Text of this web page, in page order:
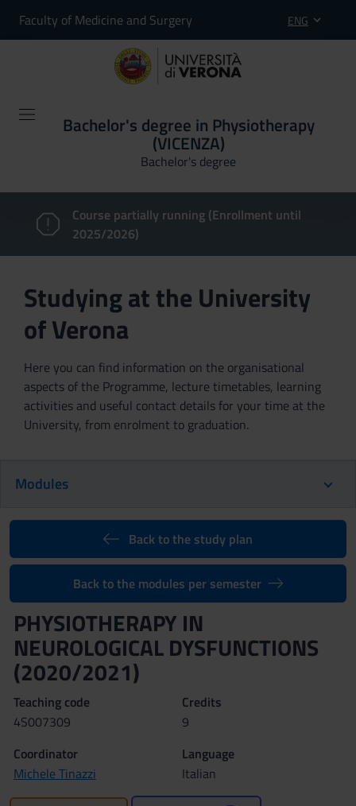
Faculty of Medicine and Surgery ENG
Bachelor's degree in Physiotherapy
(VICENZA)
Bachelor's degree
Course partially running (Enrollment until
2025/2026)
Studying at the University
of Verona
Here you can find information on the organisational
aspects of the Programme, lecture timetables, learning
activities and useful contact details for your time at the
University, from enrolment to graduation.
Modules
Back to the study plan
Back to the modules per semester
PHYSIOTHERAPY IN
NEUROLOGICAL DYSFUNCTIONS
(2020/2021)
Teaching code
4S007309
Credits
9
Coordinator
Michele Tinazzi
Language
Italian